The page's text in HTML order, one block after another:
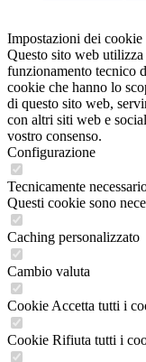
Impostazioni dei cookie
Questo sito web
funzionamento tecnico
cookie che hanno lo
di questo sito web,
con altri siti web e
vostro consenso.
Configurazione
Tecnicamente
Questi cookie sono
Caching personalizzato
Cambio valuta
Cookie Accetta tutti i
Cookie Rifiuta tutti i